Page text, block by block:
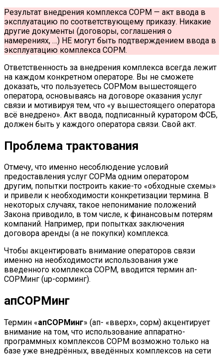
Результат внедрения комплекса СОРМ — акт ввода в
эксплуатацию по соответствующему приказу. Никакие
другие документы (договоры, соглашения о
намерениях, …) НЕ могут быть подтверждением ввода в
эксплуатацию комплекса СОРМ.
Ответственность за внедрения комплекса всегда лежит
на каждом конкретном операторе. Вы не сможете
доказать, что пользуетесь СОРМом вышестоящего
оператора, основываясь на договоре оказания услуг
связи и мотивируя тем, что «у вышестоящего оператора
всё внедрено». Акт ввода, подписанный куратором ФСБ,
должен быть у каждого оператора связи. Свой акт.
Проблема трактования
Отмечу, что именно несоблюдение условий
предоставления услуг СОРМа одним оператором
другим, попытки построить какие-то «обходные схемы»
и привели к необходимости конкретизации термина. В
некоторых случаях, такое непонимание положений
Закона приводило, в том числе, к финансовым потерям
компаний. Например, при попытках заключения
договора аренды (а не покупки) комплекса.
Чтобы акцентировать внимание операторов связи
именно на необходимости использования уже
введенного комплекса СОРМ, вводится термин ап-
СОРМинг (up-сорминг).
апСОРМинг
Термин «апСОРМинг» (ап- «вверх», сорм) акцентирует
внимание на том, что использование аппаратно-
программных комплексов СОРМ возможно только на
базе уже внедрённых, введённых комплексов на сети